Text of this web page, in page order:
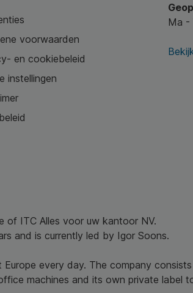
voorwaarden
en cookiebeleid
instellingen
Ma -
of ITC Alles voor uw kantoor NV.
and is currently led by Igor Soons.
every day. The company
machines and its own private label